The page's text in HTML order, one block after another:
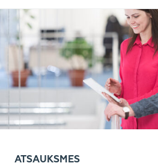
ATSAUKSMES